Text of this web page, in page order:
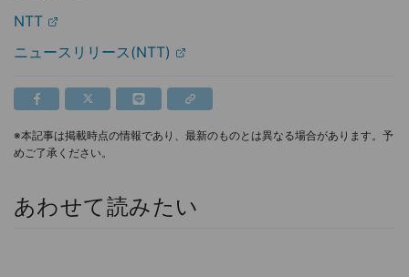
NTT
ニュースリリース(NTT)
※本記事は掲載時点の情報であり、最新のものとは異なる場合があります。予
めご了承ください。
あわせて読みたい